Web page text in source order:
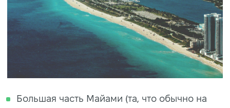
Большая часть Майами (та, что обычно на